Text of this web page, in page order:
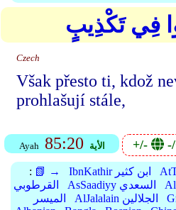
فِي تَكْذِيبٍ
Czech
Však přesto ti, kdož
prohlašují stále,
Ayah 85:20 الأية +/-
: 📗 → IbnKathir ابن كثير
القرطوبي
AsSaadiyy السعدي
الميسر
AlJalalain الجلالين